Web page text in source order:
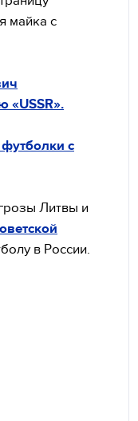
майка с
«USSR».
с
Литвы и
в России.